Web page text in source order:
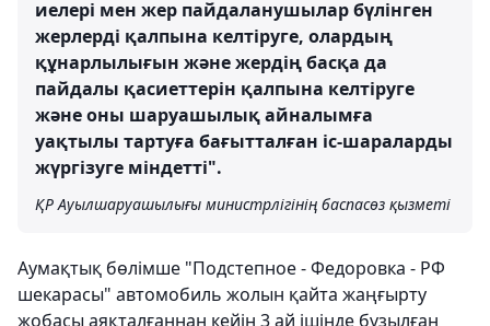
иелері мен жер пайдаланушылар бүлінген
жерлерді қалпына келтіруге, олардың
құнарлылығын және жердің басқа да
пайдалы қасиеттерін қалпына келтіруге
және оны шаруашылық айналымға
уақтылы тартуға бағытталған іс-шараларды
жүргізуге міндетті".
ҚР Ауылшаруашылығы министрлігінің баспасөз қызметі
Аумақтық бөлімше "Подстепное - Федоровка - РФ
шекарасы" автомобиль жолын қайта жаңғырту
жобасы аяқталғаннан кейін 3 ай ішінде бұзылған